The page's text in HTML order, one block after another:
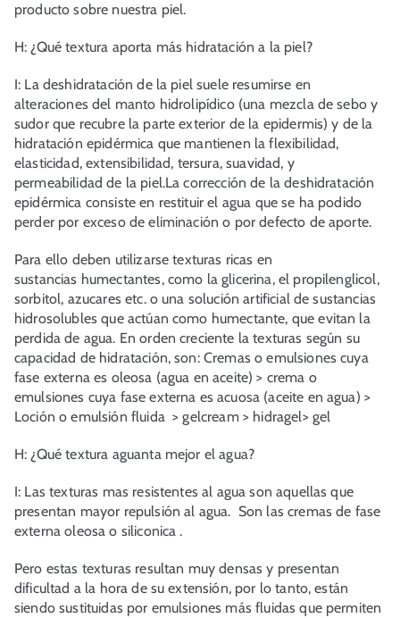
producto sobre nuestra piel.
H: ¿Qué textura aporta más hidratación a la piel?
I: La deshidratación de la piel suele resumirse en
alteraciones del manto hidrolipídico (una mezcla de sebo y
sudor que recubre la parte exterior de la epidermis) y de la
hidratación epidérmica que mantienen la flexibilidad,
elasticidad, extensibilidad, tersura, suavidad, y
permeabilidad de la piel.La corrección de la deshidratación
epidérmica consiste en restituir el agua que se ha podido
perder por exceso de eliminación o por defecto de aporte.
Para ello deben utilizarse texturas ricas en
sustancias humectantes, como la glicerina, el propilenglicol,
sorbitol, azucares etc. o una solución artificial de sustancias
hidrosolubles que actúan como humectante, que evitan la
perdida de agua. En orden creciente la texturas según su
capacidad de hidratación, son: Cremas o emulsiones cuya
fase externa es oleosa (agua en aceite) > crema o
emulsiones cuya fase externa es acuosa (aceite en agua) >
Loción o emulsión fluida > gelcream > hidragel> gel
H: ¿Qué textura aguanta mejor el agua?
I: Las texturas mas resistentes al agua son aquellas que
presentan mayor repulsión al agua. Son las cremas de fase
externa oleosa o siliconica .
Pero estas texturas resultan muy densas y presentan
dificultad a la hora de su extensión, por lo tanto, están
siendo sustituidas por emulsiones más fluidas que permiten